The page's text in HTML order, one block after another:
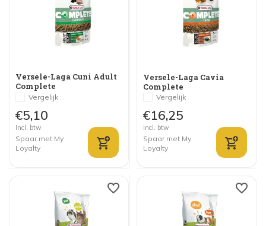
Versele-Laga Cuni Adult
Complete
Vergelijk
€5,10
Incl. btw
Spaar met My
Loyalty
Versele-Laga Cavia
Complete
Vergelijk
€16,25
Incl. btw
Spaar met My
Loyalty